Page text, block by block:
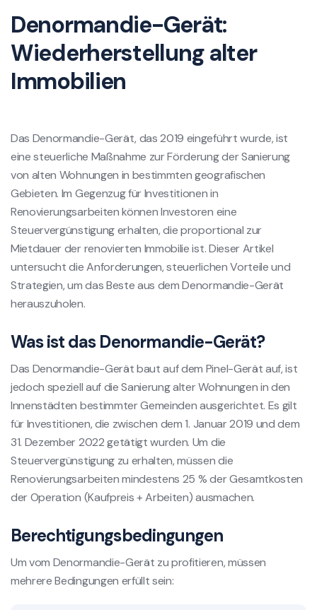
Denormandie-Gerät:
Wiederherstellung alter
Immobilien
Das Denormandie-Gerät, das 2019 eingeführt wurde, ist
eine steuerliche Maßnahme zur Förderung der Sanierung
von alten Wohnungen in bestimmten geografischen
Gebieten. Im Gegenzug für Investitionen in
Renovierungsarbeiten können Investoren eine
Steuervergünstigung erhalten, die proportional zur
Mietdauer der renovierten Immobilie ist. Dieser Artikel
untersucht die Anforderungen, steuerlichen Vorteile und
Strategien, um das Beste aus dem Denormandie-Gerät
herauszuholen.
Was ist das Denormandie-Gerät?
Das Denormandie-Gerät baut auf dem Pinel-Gerät auf, ist
jedoch speziell auf die Sanierung alter Wohnungen in den
Innenstädten bestimmter Gemeinden ausgerichtet. Es gilt
für Investitionen, die zwischen dem 1. Januar 2019 und dem
31. Dezember 2022 getätigt wurden. Um die
Steuervergünstigung zu erhalten, müssen die
Renovierungsarbeiten mindestens 25 % der Gesamtkosten
der Operation (Kaufpreis + Arbeiten) ausmachen.
Berechtigungsbedingungen
Um vom Denormandie-Gerät zu profitieren, müssen
mehrere Bedingungen erfüllt sein: